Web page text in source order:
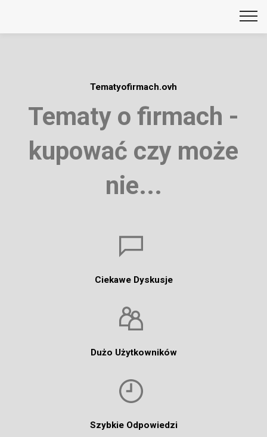
Tematyofirmach.ovh
Tematy o firmach -
kupować czy może
nie...
Ciekawe Dyskusje
Dużo Użytkowników
Szybkie Odpowiedzi